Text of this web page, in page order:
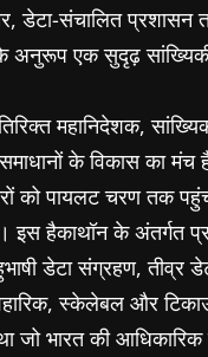
संचालित प्रशासन
एक सुदृढ़ सांख्यिकी
महानिदेशक,
के विकास का मंच
को पायलट चरण तक
इस हैकाथॉन के अंतर्गत
डेटा संग्रहण, तीव्र
स्केलेबल और
जो भारत की